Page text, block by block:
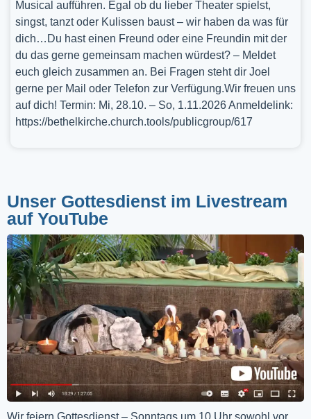
Musical aufführen. Egal ob du lieber Theater spielst,
singst, tanzt oder Kulissen baust – wir haben da was für
dich…Du hast einen Freund oder eine Freundin mit der
du das gerne gemeinsam machen würdest? – Meldet
euch gleich zusammen an. Bei Fragen steht dir Joel
gerne per Mail oder Telefon zur Verfügung.Wir freuen uns
auf dich! Termin: Mi, 28.10. – So, 1.11.2026 Anmeldelink:
https://bethelkirche.church.tools/publicgroup/617
Unser Gottesdienst im Livestream
auf YouTube
Wir feiern Gottesdienst – Sonntags um 10 Uhr sowohl vor